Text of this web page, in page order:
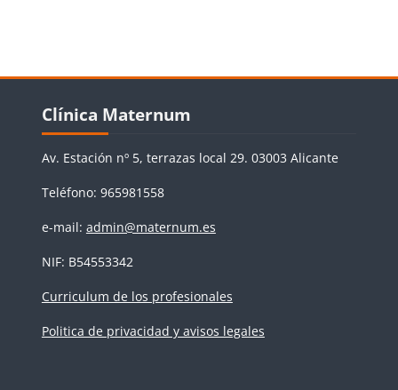
Bloques
Clínica Maternum
Av. Estación nº 5, terrazas local 29. 03003 Alicante
Teléfono: 965981558
e-mail: admin@maternum.es
NIF: B54553342
Curriculum de los profesionales
Politica de privacidad y avisos legales